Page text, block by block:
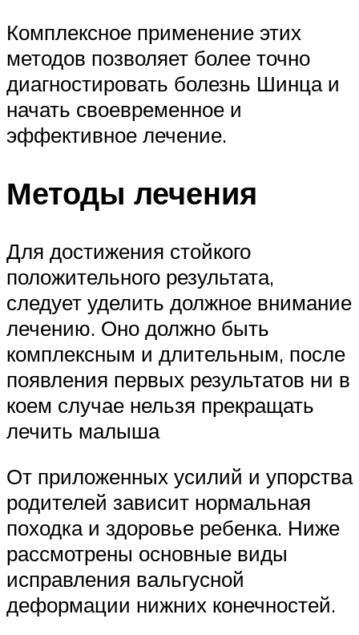
Комплексное применение этих
методов позволяет более точно
диагностировать болезнь Шинца и
начать своевременное и
эффективное лечение.
Методы лечения
Для достижения стойкого
положительного результата,
следует уделить должное внимание
лечению. Оно должно быть
комплексным и длительным, после
появления первых результатов ни в
коем случае нельзя прекращать
лечить малыша
От приложенных усилий и упорства
родителей зависит нормальная
походка и здоровье ребенка. Ниже
рассмотрены основные виды
исправления вальгусной
деформации нижних конечностей.